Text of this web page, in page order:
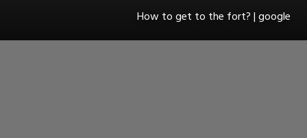
How to get to the fort? | google